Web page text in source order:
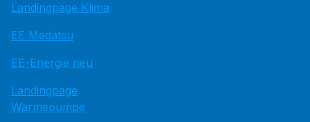
Landingpage Klima
EE Medatsu
EE-Energie neu
Landingpage
Wärmepumpe